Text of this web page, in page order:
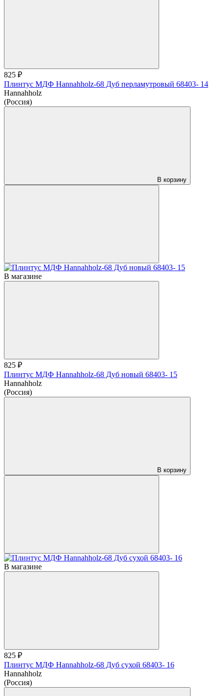
825 ₽
Плинтус МДФ Hannahholz-68 Дуб перламутровый 68403- 14
Hannahholz
(Россия)
В корзину
В магазине
825 ₽
Плинтус МДФ Hannahholz-68 Дуб новый 68403- 15
Hannahholz
(Россия)
В корзину
В магазине
825 ₽
Плинтус МДФ Hannahholz-68 Дуб сухой 68403- 16
Hannahholz
(Россия)